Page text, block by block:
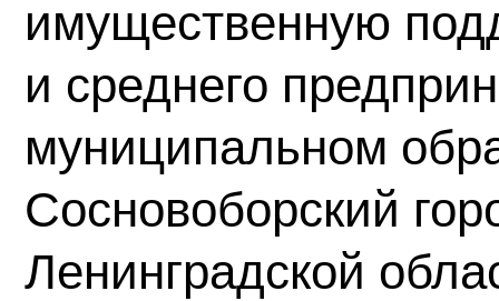
имущественную
и среднего
муниципальном
Сосновоборский
Ленинградской